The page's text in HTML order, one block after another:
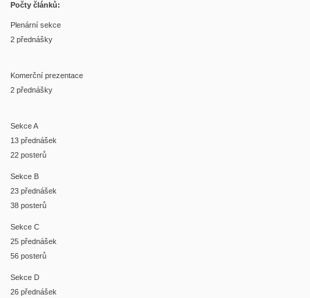
Počty článků:
Plenární sekce
2 přednášky
Komerční prezentace
2 přednášky
Sekce A
13 přednášek
22 posterů
Sekce B
23 přednášek
38 posterů
Sekce C
25 přednášek
56 posterů
Sekce D
26 přednášek